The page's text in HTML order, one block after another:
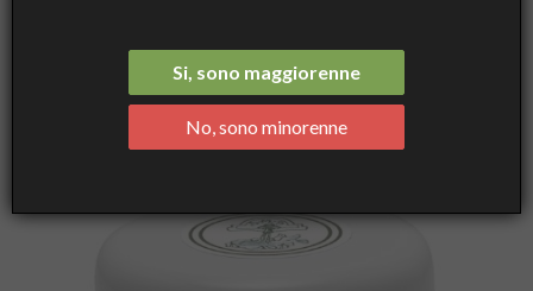
Si, sono maggiorenne
No, sono minorenne